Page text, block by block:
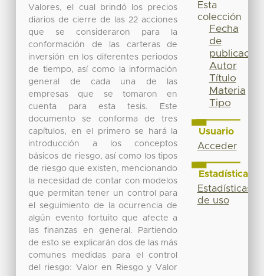
Valores, el cual brindó los precios
diarios de cierre de las 22 acciones
que se consideraron para la
conformación de las carteras de
inversión en los diferentes periodos
de tiempo, así como la información
general de cada una de las
empresas que se tomaron en
cuenta para esta tesis. Este
documento se conforma de tres
capítulos, en el primero se hará la
introducción a los conceptos
básicos de riesgo, así como los tipos
de riesgo que existen, mencionando
la necesidad de contar con modelos
que permitan tener un control para
el seguimiento de la ocurrencia de
algún evento fortuito que afecte a
las finanzas en general. Partiendo
de esto se explicarán dos de las más
comunes medidas para el control
del riesgo: Valor en Riesgo y Valor
Esta
colección
Fecha
de
publicación
Autor
Título
Materia
Tipo
Usuario
Acceder
Estadísticas
Estadísticas
de uso